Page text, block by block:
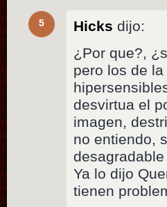
5 Hicks dijo:
¿Por que?,
pero los de
desvirtua el
imagen,
no entiendo,
Ya lo dijo
tienen